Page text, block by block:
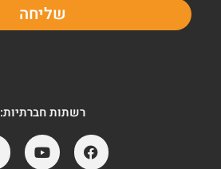
שליחה
רשתות חברתיות: